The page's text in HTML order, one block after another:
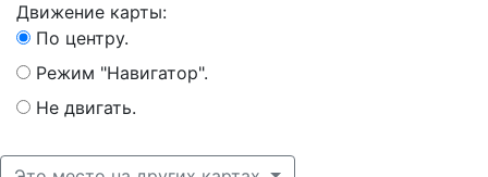
Движение карты:
По центру.
Режим "Навигатор".
Не двигать.